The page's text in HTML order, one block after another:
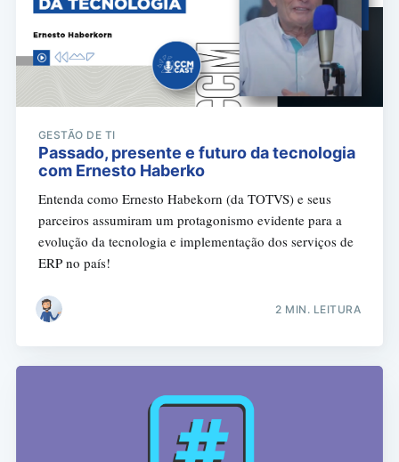
GESTÃO DE TI
Passado, presente e futuro da tecnologia
com Ernesto Haberko
Entenda como Ernesto Habekorn (da TOTVS) e seus
parceiros assumiram um protagonismo evidente para a
evolução da tecnologia e implementação dos serviços de
ERP no país!
2 MIN. LEITURA